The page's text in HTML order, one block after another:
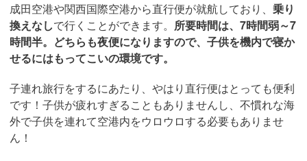
成田空港や関西国際空港から直行便が就航しており、 乗り
換えなしで行くことができます。 所要時間は、7時間弱～7
時間半。どちらも夜便になりますので、子供を機内で寝か
せるにはもってこいの環境です。
子連れ旅行をするにあたり、やはり直行便はとっても便利
です！子供が疲れすぎることもありませんし、不慣れな海
外で子供を連れて空港内をウロウロする必要もありませ
ん！